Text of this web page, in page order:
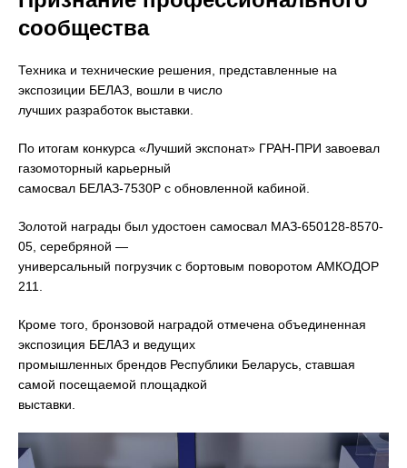
сообщества
Техника и технические решения, представленные на
экспозиции БЕЛАЗ, вошли в число
лучших разработок выставки.
По итогам конкурса «Лучший экспонат» ГРАН-ПРИ завоевал
газомоторный карьерный
самосвал БЕЛАЗ-7530Р с обновленной кабиной.
Золотой награды был удостоен самосвал МАЗ-650128-8570-
05, серебряной —
универсальный погрузчик с бортовым поворотом АМКОДОР
211.
Кроме того, бронзовой наградой отмечена объединенная
экспозиция БЕЛАЗ и ведущих
промышленных брендов Республики Беларусь, ставшая
самой посещаемой площадкой
выставки.